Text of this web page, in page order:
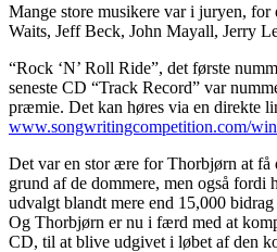
Mange store musikere var i juryen, for
Waits, Jeff Beck, John Mayall, Jerry
“Rock ‘N’ Roll Ride”, det første
seneste CD “Track Record” var
præmie. Det kan høres via en direkte
www.songwritingcompetition.com/
Det var en stor ære for Thorbjørn at få
grund af de dommere, men også fordi
udvalgt blandt mere end 15,000
Og Thorbjørn er nu i færd med at
CD, til at blive udgivet i løbet af den